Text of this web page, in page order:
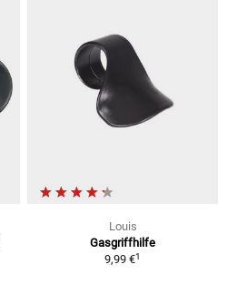
Louis
Gasgriffhilfe
9,99 €1